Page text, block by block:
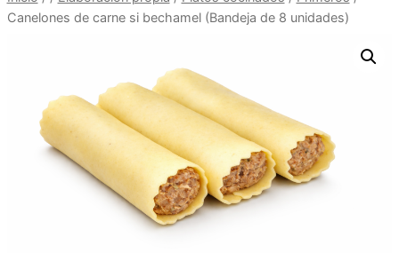
Canelones de carne si bechamel (Bandeja de 8 unidades)